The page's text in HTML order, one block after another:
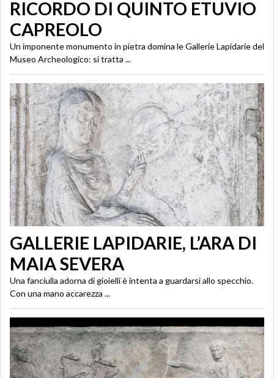
RICORDO DI QUINTO ETUVIO
CAPREOLO
Un imponente monumento in pietra domina le Gallerie Lapidarie del
Museo Archeologico: si tratta ...
GALLERIE LAPIDARIE, L’ARA DI
MAIA SEVERA
Una fanciulla adorna di gioielli è intenta a guardarsi allo specchio.
Con una mano accarezza ...